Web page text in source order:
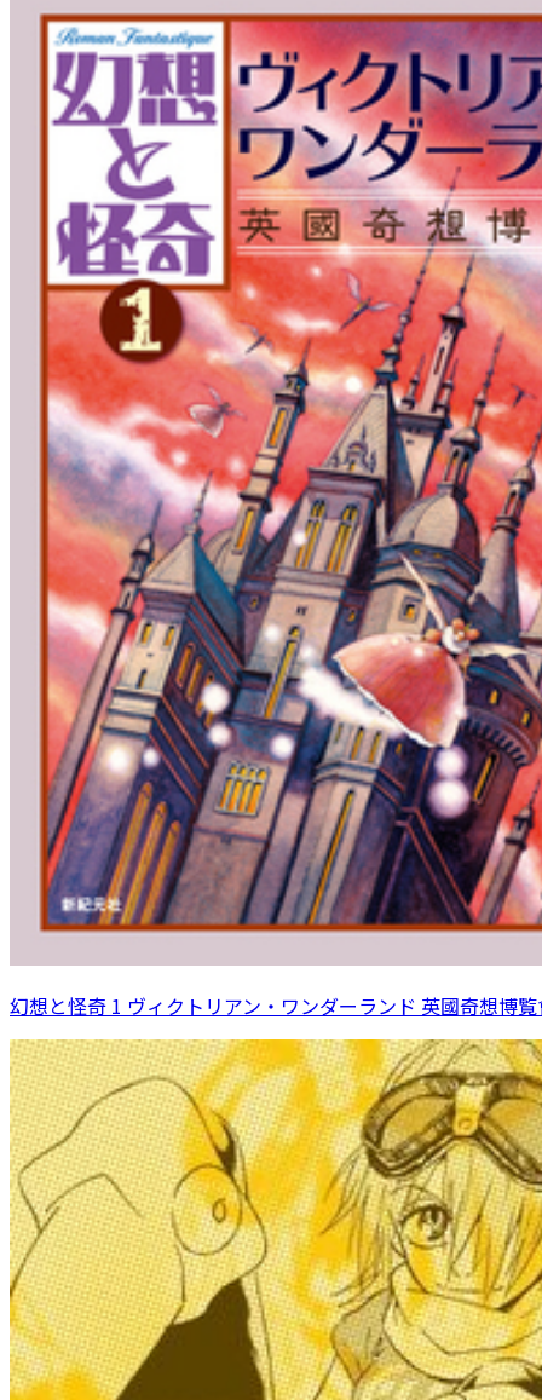
幻想と怪奇 1 ヴィクトリアン・ワンダーランド 英國奇想博